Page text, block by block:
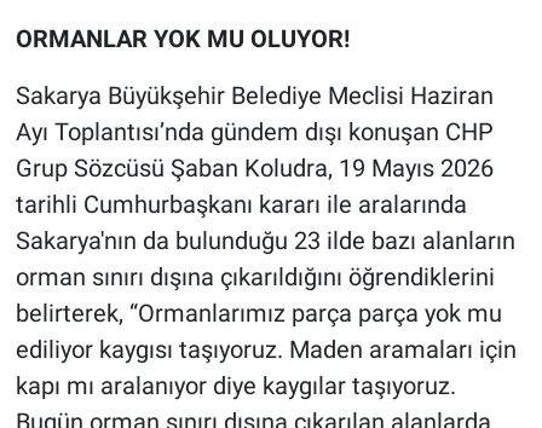
ORMANLAR YOK MU OLUYOR!
Sakarya Büyükşehir Belediye Meclisi Haziran
Ayı Toplantısı’nda gündem dışı konuşan CHP
Grup Sözcüsü Şaban Koludra, 19 Mayıs 2026
tarihli Cumhurbaşkanı kararı ile aralarında
Sakarya'nın da bulunduğu 23 ilde bazı alanların
orman sınırı dışına çıkarıldığını öğrendiklerini
belirterek, “Ormanlarımız parça parça yok mu
ediliyor kaygısı taşıyoruz. Maden aramaları için
kapı mı aralanıyor diye kaygılar taşıyoruz.